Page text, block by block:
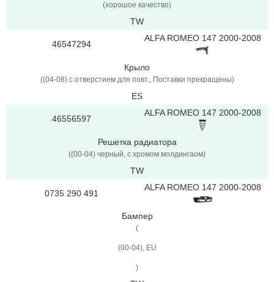
(хорошое качество)
TW
46547294
ALFA ROMEO 147 2000-2008
Крыло
((04-08) с отверстием для повт., Поставки прекращены)
ES
46556597
ALFA ROMEO 147 2000-2008
Решетка радиатора
((00-04) черный, с xромом молдингаом)
TW
0735 290 491
ALFA ROMEO 147 2000-2008
Бампер
(
(00-04), EU
)